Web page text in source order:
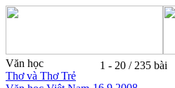
Văn học
Thơ và Thơ Trẻ
1 - 20 / 235 bài